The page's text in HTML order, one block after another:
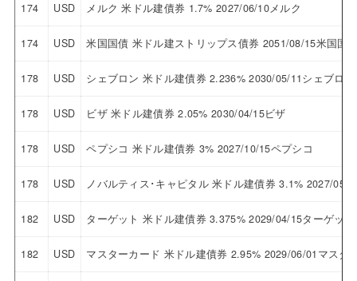
174 USD メルク 米ドル建債券 1.7% 2027/06/10メルク
174 USD 米国国債 米ドル建ストリップス債券 2051/08/15米国国
178 USD シェブロン 米ドル建債券 2.236% 2030/05/11シェブロン
178 USD ビザ 米ドル建債券 2.05% 2030/04/15ビザ
178 USD ペプシコ 米ドル建債券 3% 2027/10/15ペプシコ
178 USD ノバルティス･キャピタル 米ドル建債券 3.1% 2027/05/
182 USD ターゲット 米ドル建債券 3.375% 2029/04/15ターゲット
182 USD マスターカード 米ドル建債券 2.95% 2029/06/01マスタ